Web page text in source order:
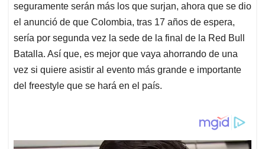
seguramente serán más los que surjan, ahora que se dio
el anunció de que Colombia, tras 17 años de espera,
sería por segunda vez la sede de la final de la Red Bull
Batalla. Así que, es mejor que vaya ahorrando de una
vez si quiere asistir al evento más grande e importante
del freestyle que se hará en el país.